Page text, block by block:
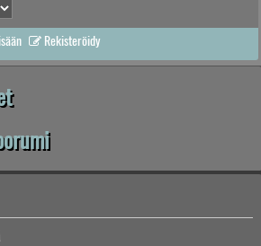
Rekisteröidy